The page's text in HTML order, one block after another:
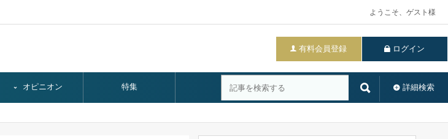
ようこそ、ゲスト様
有料会員登録 ログイン
詳細検索
オピニオン 特集